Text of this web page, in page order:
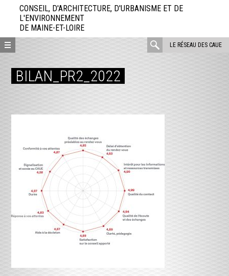
directement
contenu
CONSEIL, D'ARCHITECTURE, D'URBANISME ET DE
L'ENVIRONNEMENT
DE MAINE-ET-LOIRE
LE RÉSEAU DES CAUE
rechercher
BILAN_PR2_2022